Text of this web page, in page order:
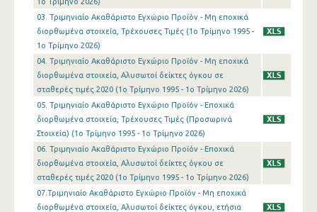
3o Τρίμηνο 2017
2o Τρίμηνο 2017
4o Τρίμηνο 2016
3o Τρίμηνο 2016
2o Τρίμηνο 2016
4o Τρίμηνο 2015
03. Τριμηνιαίο Ακαθάριστο Εγχώριο Προϊόν - Μη εποχικά
διορθωμένα στοιχεία, Τρέχουσες Τιμές (1o Τρίμηνο 1995 -
1o Τρίμηνο 2026)
04. Τριμηνιαίο Ακαθάριστο Εγχώριο Προϊόν - Μη εποχικά
διορθωμένα στοιχεία, Αλυσωτοί δείκτες όγκου σε
σταθερές τιμές 2020 (1o Τρίμηνο 1995 - 1o Τρίμηνο 2026)
05. Τριμηνιαίο Ακαθάριστο Εγχώριο Προϊόν - Εποχικά
διορθωμένα στοιχεία, Τρέχουσες Τιμές (Προσωρινά
Στοιχεία) (1o Τρίμηνο 1995 - 1o Τρίμηνο 2026)
06. Τριμηνιαίο Ακαθάριστο Εγχώριο Προϊόν - Εποχικά
διορθωμένα στοιχεία, Αλυσωτοί δείκτες όγκου σε
σταθερές τιμές 2020 (1o Τρίμηνο 1995 - 1o Τρίμηνο 2026)
07.Τριμηνιαίο Ακαθάριστο Εγχώριο Προϊόν - Μη εποχικά
διορθωμένα στοιχεία, Αλυσωτοί δείκτες όγκου, ετήσια